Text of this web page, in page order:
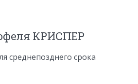
КРИСПЕР
среднепозднего срока